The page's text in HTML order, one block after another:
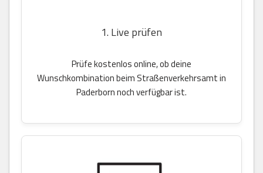
1. Live prüfen
Prüfe kostenlos online, ob deine
Wunschkombination beim Straßenverkehrsamt in
Paderborn noch verfügbar ist.